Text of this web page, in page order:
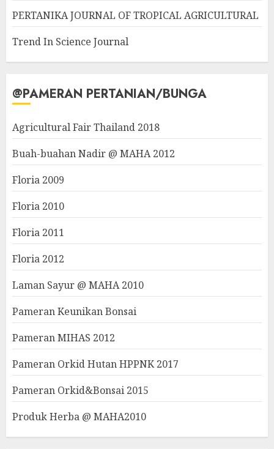
PERTANIKA JOURNAL OF TROPICAL AGRICULTURAL
Trend In Science Journal
@PAMERAN PERTANIAN/BUNGA
Agricultural Fair Thailand 2018
Buah-buahan Nadir @ MAHA 2012
Floria 2009
Floria 2010
Floria 2011
Floria 2012
Laman Sayur @ MAHA 2010
Pameran Keunikan Bonsai
Pameran MIHAS 2012
Pameran Orkid Hutan HPPNK 2017
Pameran Orkid&Bonsai 2015
Produk Herba @ MAHA2010